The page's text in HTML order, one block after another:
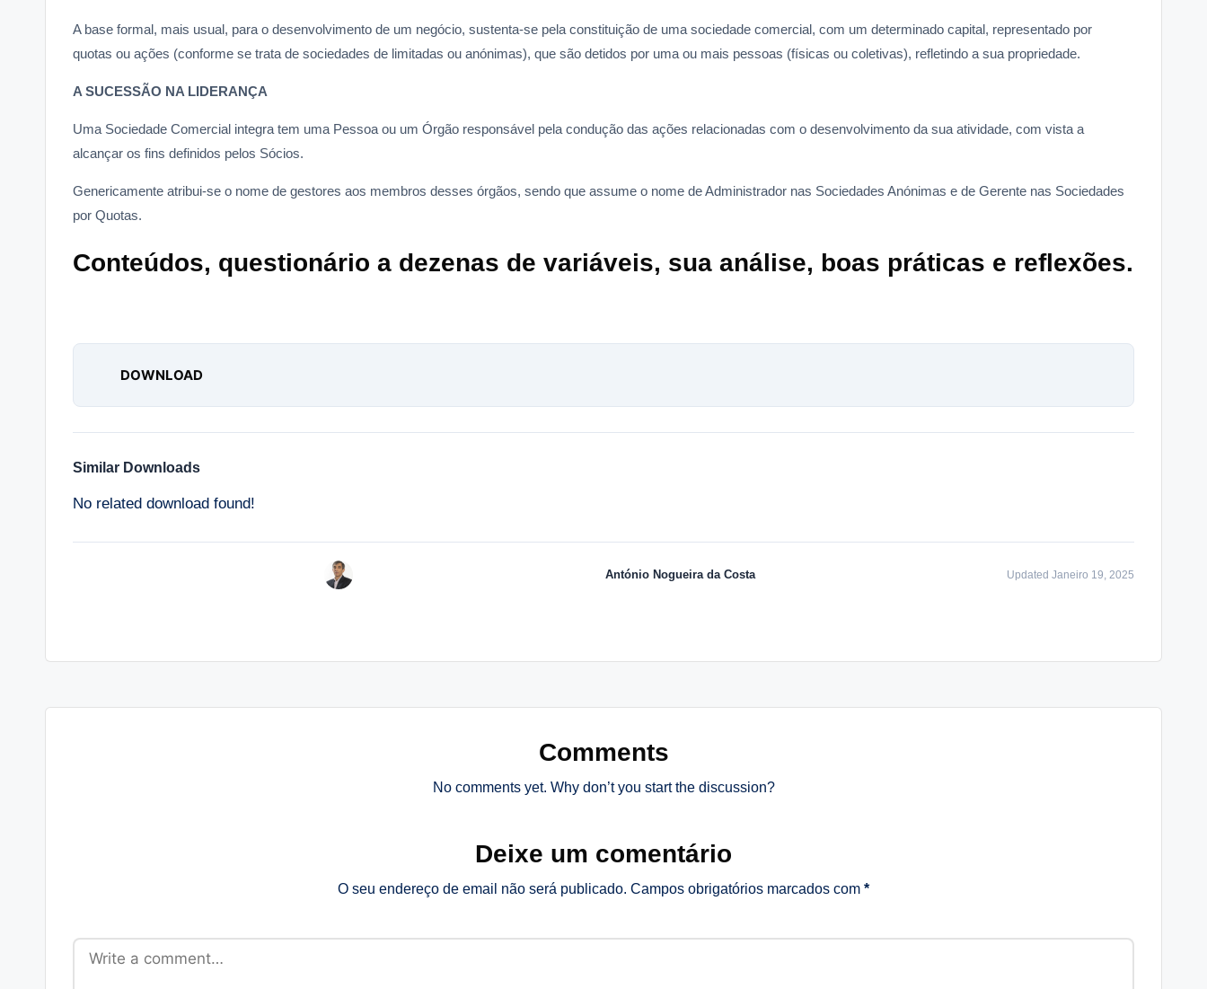
A base formal, mais usual, para o desenvolvimento de um negócio, sustenta-se pela constituição de uma sociedade comercial, com um determinado capital, representado por
quotas ou ações (conforme se trata de sociedades de limitadas ou anónimas), que são detidos por uma ou mais pessoas (físicas ou coletivas), refletindo a sua propriedade.
A SUCESSÃO NA LIDERANÇA
Uma Sociedade Comercial integra tem uma Pessoa ou um Órgão responsável pela condução das ações relacionadas com o desenvolvimento da sua atividade, com vista a
alcançar os fins definidos pelos Sócios.
Genericamente atribui-se o nome de gestores aos membros desses órgãos, sendo que assume o nome de Administrador nas Sociedades Anónimas e de Gerente nas Sociedades
por Quotas.
Conteúdos, questionário a dezenas de variáveis, sua análise, boas práticas e reflexões.
DOWNLOAD
Similar Downloads
No related download found!
António Nogueira da Costa Updated Janeiro 19, 2025
Comments
No comments yet. Why don’t you start the discussion?
Deixe um comentário
O seu endereço de email não será publicado. Campos obrigatórios marcados com *